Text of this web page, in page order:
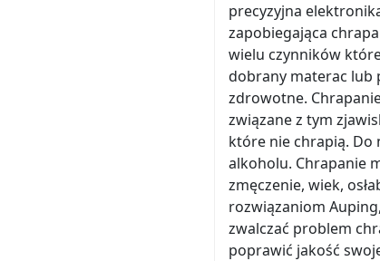
precyzyjna
zapobiegająca
wielu czynników
dobrany materac lub
zdrowotne.
związane z tym
które nie chrapią. Do
alkoholu. Chrapanie
zmęczenie, wiek,
rozwiązaniom
zwalczać problem
poprawić jakość